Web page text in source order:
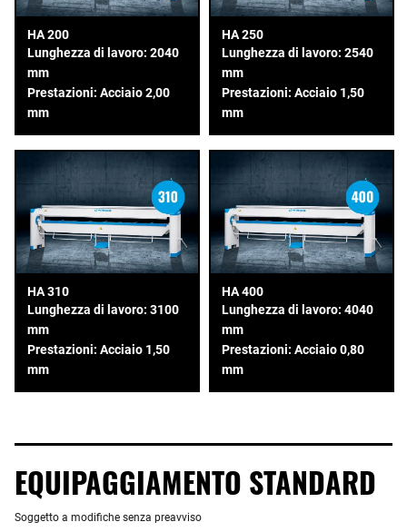
HA 200
Lunghezza di lavoro: 2040
mm
Prestazioni: Acciaio 2,00
mm
HA 250
Lunghezza di lavoro: 2540
mm
Prestazioni: Acciaio 1,50
mm
HA 310
Lunghezza di lavoro: 3100
mm
Prestazioni: Acciaio 1,50
mm
HA 400
Lunghezza di lavoro: 4040
mm
Prestazioni: Acciaio 0,80
mm
EQUIPAGGIAMENTO STANDARD
Soggetto a modifiche senza preavviso